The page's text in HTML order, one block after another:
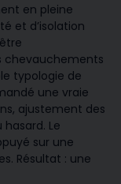
en pleine
et d’isolation
chevauchements
typologie de
une vraie
ajustement des
Le
sur une
Résultat : une